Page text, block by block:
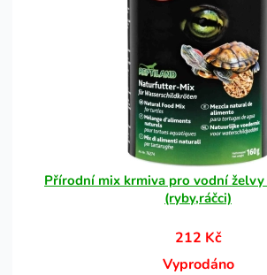
Přírodní mix krmiva pro vodní
(ryby,ráčci)
212 Kč
Vyprodáno